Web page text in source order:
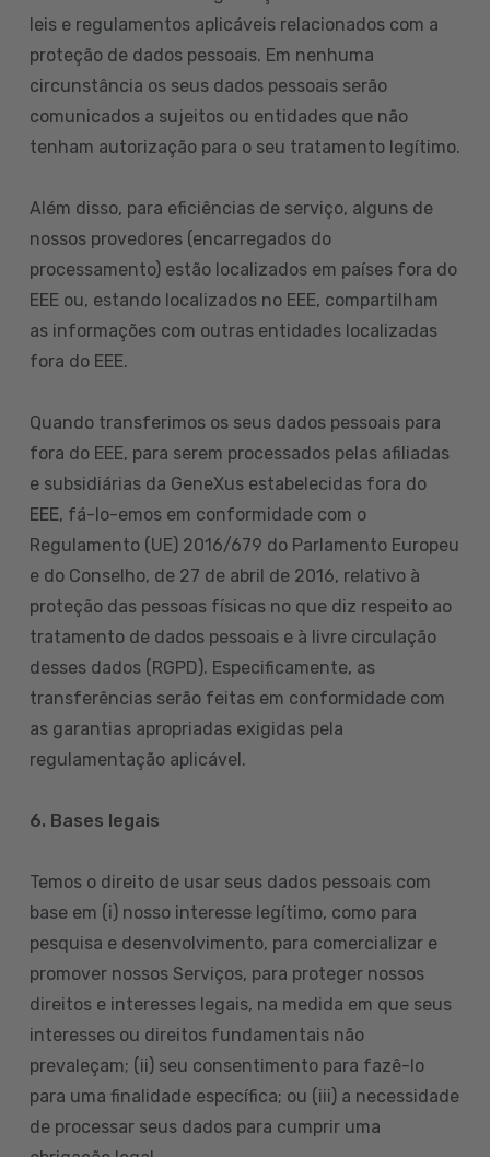
leis e regulamentos aplicáveis relacionados com a
proteção de dados pessoais. Em nenhuma
circunstância os seus dados pessoais serão
comunicados a sujeitos ou entidades que não
tenham autorização para o seu tratamento legítimo.
Além disso, para eficiências de serviço, alguns de
nossos provedores (encarregados do
processamento) estão localizados em países fora do
EEE ou, estando localizados no EEE, compartilham
as informações com outras entidades localizadas
fora do EEE.
Quando transferimos os seus dados pessoais para
fora do EEE, para serem processados pelas afiliadas
e subsidiárias da GeneXus estabelecidas fora do
EEE, fá-lo-emos em conformidade com o
Regulamento (UE) 2016/679 do Parlamento Europeu
e do Conselho, de 27 de abril de 2016, relativo à
proteção das pessoas físicas no que diz respeito ao
tratamento de dados pessoais e à livre circulação
desses dados (RGPD). Especificamente, as
transferências serão feitas em conformidade com
as garantias apropriadas exigidas pela
regulamentação aplicável.
6. Bases legais
Temos o direito de usar seus dados pessoais com
base em (i) nosso interesse legítimo, como para
pesquisa e desenvolvimento, para comercializar e
promover nossos Serviços, para proteger nossos
direitos e interesses legais, na medida em que seus
interesses ou direitos fundamentais não
prevaleçam; (ii) seu consentimento para fazê-lo
para uma finalidade específica; ou (iii) a necessidade
de processar seus dados para cumprir uma